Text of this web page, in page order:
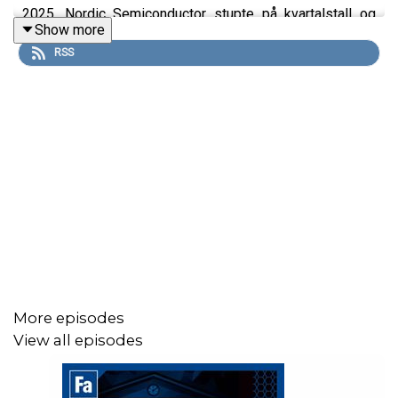
2025. Nordic Semiconductor stupte på kvartalstall og
analytiker Christoffer Wang Bjørnsen i DNB Markets,
som følger selskapet tett, var gjest i Økonominyhetene
Show more
RSS
More episodes
View all episodes